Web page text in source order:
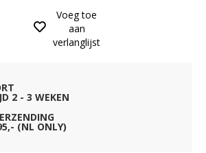
Voeg toe
aan
verlanglijst
2 - 3 WEKEN
(NL ONLY)